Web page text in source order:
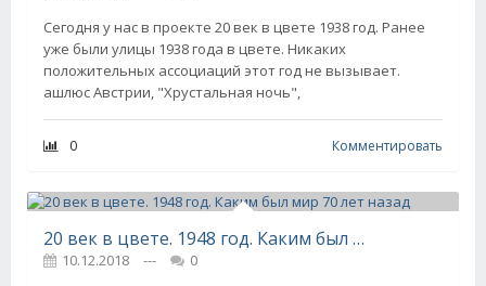
Сегодня у нас в проекте 20 век в цвете 1938 год. Ранее
уже были улицы 1938 года в цвете. Никаких
положительных ассоциаций этот год не вызывает.
ашлюс Австрии, "Хрустальная ночь",
0 Комментировать
20 век в цвете. 1948 год. Каким был мир 70 лет назад
10.12.2018 ---
0